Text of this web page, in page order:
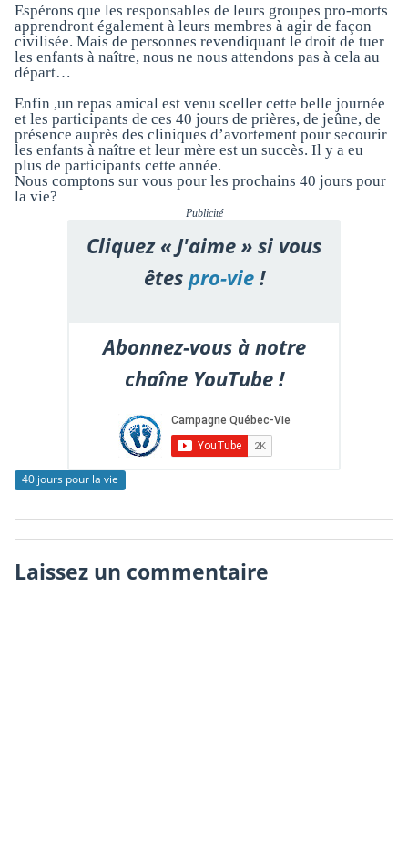
Espérons que les responsables de leurs groupes pro-morts
apprendront également à leurs membres à agir de façon
civilisée. Mais de personnes revendiquant le droit de tuer
les enfants à naître, nous ne nous attendons pas à cela au
départ…
Enfin ,un repas amical est venu sceller cette belle journée
et les participants de ces 40 jours de prières, de jeûne, de
présence auprès des cliniques d’avortement pour secourir
les enfants à naître et leur mère est un succès. Il y a eu
plus de participants cette année.
Nous comptons sur vous pour les prochains 40 jours pour
la vie?
Publicité
Cliquez « J'aime » si vous
êtespro-vie!
Abonnez-vous à notre
chaîne YouTube !
40 jours pour la vie
Laissez un commentaire